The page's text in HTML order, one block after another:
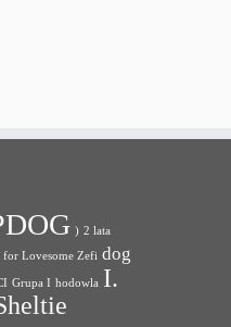
) 2 lata
Lovesome Zefi dog
Grupa I hodowla I.